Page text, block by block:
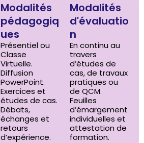
Modalités
pédagogiq
ues
Présentiel ou
Classe
Virtuelle.
Diffusion
PowerPoint.
Exercices et
études de cas.
Débats,
échanges et
retours
d’expérience.
Modalités
d'évaluatio
n
En continu au
travers
d’études de
cas, de travaux
pratiques ou
de QCM.
Feuilles
d’émargement
individuelles et
attestation de
formation.